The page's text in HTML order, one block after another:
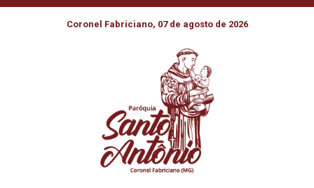
Coronel Fabriciano, 07 de agosto de 2026
PAPA LEÃO XIV ACEITA
RENÚNCIA DE DOM JOSÉ
MOREIRA DA SILVA AO
GOVERNO DA DIOCESE DE